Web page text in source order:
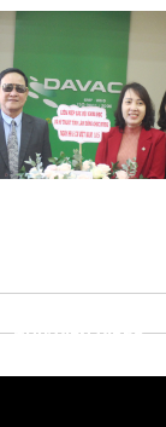
THƯ VIỆN VIDEO